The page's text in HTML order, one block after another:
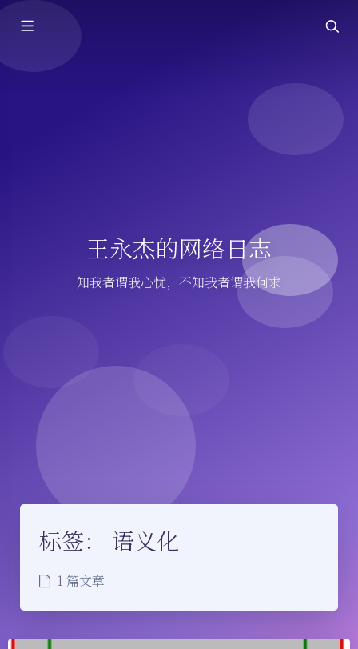
王永杰的网络日志
知我者谓我心忧，不知我者谓我何求
标签： 语义化
1 篇文章